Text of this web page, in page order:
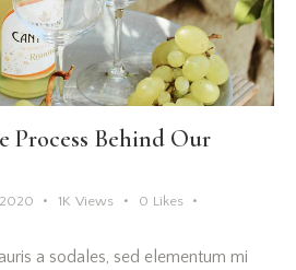
Process Behind Our
1K Views 0 Likes
a sodales, sed elementum mi